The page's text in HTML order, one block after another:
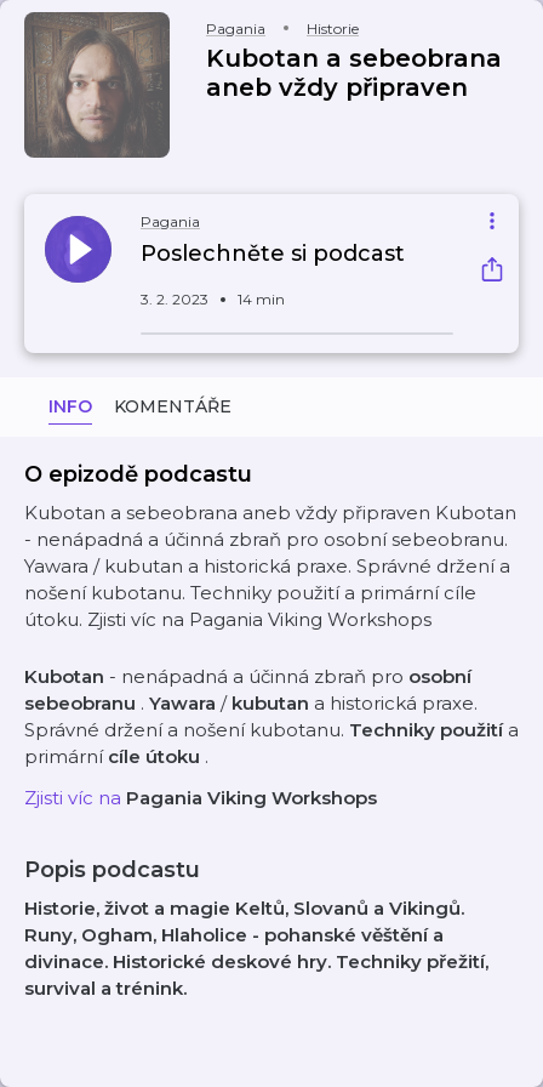
Pagania Historie
Kubotan a sebeobrana
aneb vždy připraven
Pagania
Poslechněte si podcast
3. 2. 2023 14 min
INFO KOMENTÁŘE
O epizodě podcastu
Kubotan a sebeobrana aneb vždy připraven Kubotan
- nenápadná a účinná zbraň pro osobní sebeobranu.
Yawara / kubutan a historická praxe. Správné držení a
nošení kubotanu. Techniky použití a primární cíle
útoku. Zjisti víc na Pagania Viking Workshops
Kubotan - nenápadná a účinná zbraň pro osobní
sebeobranu . Yawara / kubutan a historická praxe.
Správné držení a nošení kubotanu. Techniky použití a
primární cíle útoku .
Zjisti víc na Pagania Viking Workshops
Popis podcastu
Historie, život a magie Keltů, Slovanů a Vikingů.
Runy, Ogham, Hlaholice - pohanské věštění a
divinace. Historické deskové hry. Techniky přežití,
survival a trénink.